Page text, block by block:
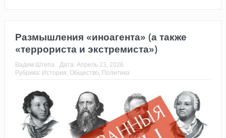
Размышления «иноагента» (а также
«террориста и экстремиста»)
Вадим Штепа Дата: Апрель 23, 2026
Рубрика: История, Общество, Политика